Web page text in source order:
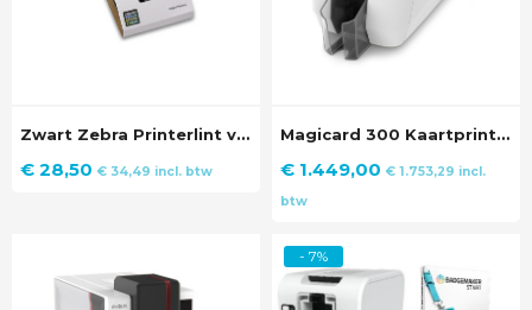
Zwart Zebra Printerlint voor ZC100/ZC300 Kaartprinter (2000 prints)
€ 28,50 € 34,49 incl. btw
Magicard 300 Kaartprinter Enkelzijdig
€ 1.449,00 € 1.753,29 incl.
btw
- 7%